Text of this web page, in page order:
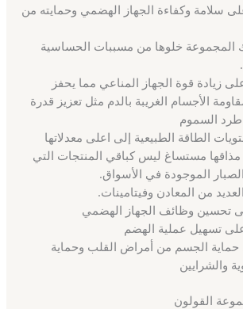
سلامة وكفاءة الجهاز الهضمي وحمايته من
المجموعة خلوها من مسببات الحساسية
زيادة قوة الجهاز المناعي مما يحفز
الأجسام الغريبة بالدم مثل تعزيز قدرة
السموم
الطاقة الطبيعية إلى اعلى معدلاتها
مذاقها مستساغ ليس كباقي المنتجات التي
الموجودة في الأسواق.
من المعادن وفيتامينات.
تحسين وظائف الجهاز الهضمي
تسهيل عملية الهضم
حماية الجسم من أمراض القلب وحماية
والشرايين
القولون